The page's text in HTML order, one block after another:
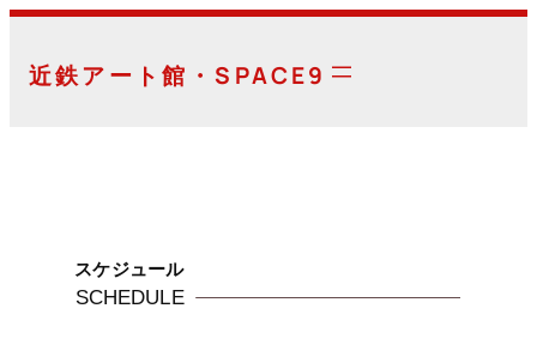
内
を近鉄アート館・SPACE9
スケジュール
SCHEDULE